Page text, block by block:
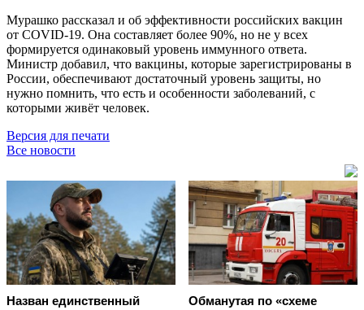
Мурашко рассказал и об эффективности российских вакцин
от COVID-19. Она составляет более 90%, но не у всех
формируется одинаковый уровень иммунного ответа.
Министр добавил, что вакцины, которые зарегистрированы в
России, обеспечивают достаточный уровень защиты, но
нужно помнить, что есть и особенности заболеваний, с
которыми живёт человек.
Версия для печати
Все новости
Назван единственный
Обманутая по «схеме